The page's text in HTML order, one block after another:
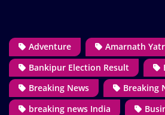
Adventure
Amarnath
Bankipur Election Result
Breaking News
Breaking
breaking news India